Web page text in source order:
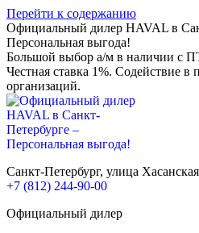
Перейти к содержанию
Официальный дилер HAVAL в
Персональная выгода!
Большой выбор а/м в наличии с
Честная ставка 1%. Содействие
организаций.
Санкт-Петербург, улица
+7 (812) 244-90-00
Официальный дилер